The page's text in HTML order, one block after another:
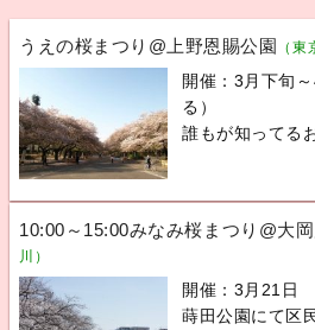
うえの桜まつり@上野恩賜公園 （東
開催：3月下旬
る）
誰もが知ってる
10:00～15:00みなみ桜まつり@大
川）
開催：3月21日
蒔田公園にて区